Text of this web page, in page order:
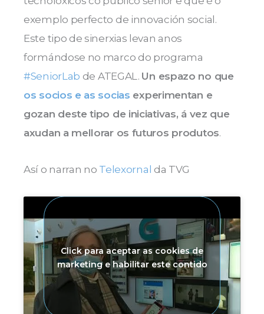
exemplo perfecto de innovación social.
Este tipo de sinerxias levan anos
formándose no marco do programa
#SeniorLab de ATEGAL. Un espazo no que
os socios e as socias experimentan e
gozan deste tipo de iniciativas, á vez que
axudan a mellorar os futuros produtos.
Así o narran no Telexornal da TVG
Click para aceptar as cookies de
marketing e habilitar este contido